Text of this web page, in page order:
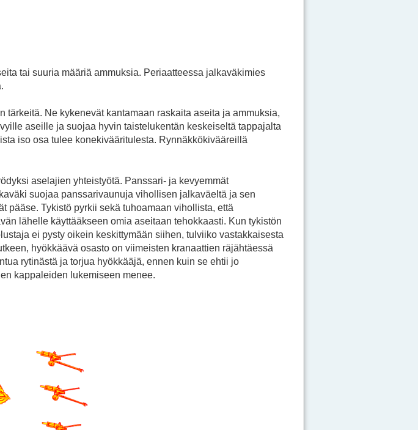
tai suuria määriä ammuksia. Periaatteessa jalkaväkimies
Ne kykenevät kantamaan raskaita aseita ja ammuksia,
aseille ja suojaa hyvin taistelukentän keskeiseltä tappajalta
iso osa tulee konekivääritulesta. Rynnäkkökivääreillä
aselajien yhteistyötä. Panssari- ja kevyemmät
suojaa panssarivaunuja vihollisen jalkaväeltä ja sen
pääse. Tykistö pyrkii sekä tuhoamaan vihollista, että
lähelle käyttääkseen omia aseitaan tehokkaasti. Kun tykistön
ei pysty oikein keskittymään siihen, tulviiko vastakkaisesta
hyökkäävä osasto on viimeisten kranaattien räjähtäessä
rytinästä ja torjua hyökkääjä, ennen kuin se ehtii jo
kappaleiden lukemiseen menee.